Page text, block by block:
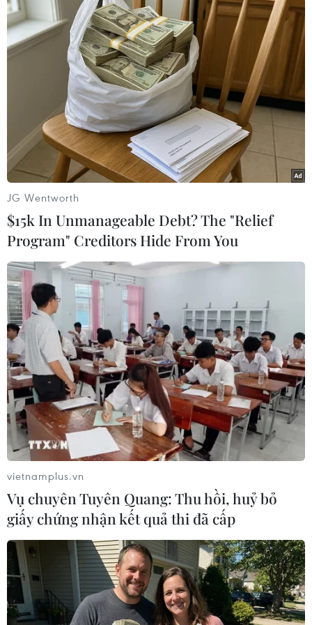
#Quảng Trị
#Khu đô thị sinh thái biển AE Resort Cửa Tùng
#Du lịch
#Huyện Vĩnh Linh
Quảng Trị
Theo dõi VietnamPlus
TIN LIÊN QUAN
JG Wentworth
$15k In Unmanageable Debt? The "Relief
Program" Creditors Hide From You
vietnamplus.vn
Vụ chuyên Tuyên Quang: Thu hồi, huỷ bỏ
giấy chứng nhận kết quả thi đã cấp